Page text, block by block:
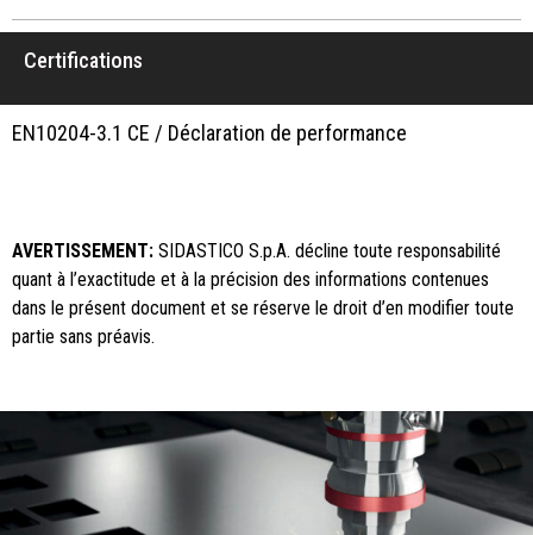
Certifications
EN10204-3.1 CE / Déclaration de performance
AVERTISSEMENT: SIDASTICO S.p.A. décline toute responsabilité
quant à l’exactitude et à la précision des informations contenues
dans le présent document et se réserve le droit d’en modifier toute
partie sans préavis.